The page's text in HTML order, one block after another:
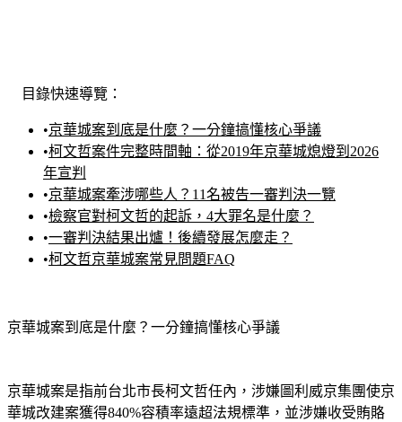
•柯文哲案件完整時間軸：從2019年京華城熄燈到2026
年宣判
•京華城案牽涉哪些人？11名被告一審判決一覽
•檢察官對柯文哲的起訴，4大罪名是什麼？
•一審判決結果出爐！後續發展怎麼走？
•柯文哲京華城案常見問題FAQ
華城改建案獲得840%容積率遠超法規標準，並涉嫌收受賄賂
1,710萬元，2024年12月被依貪污、圖利、侵占、背信四大罪